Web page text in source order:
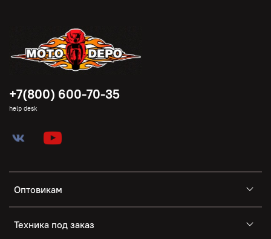
Оптовикам
Техника под заказ
+7(800) 600-70-35
help desk